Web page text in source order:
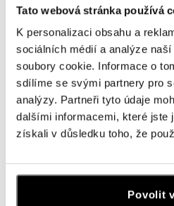
Tato webová stránka používá
K personalizaci obsahu a
sociálních médií a analýze
soubory cookie. Informace o
sdílíme se svými partnery pro
analýzy. Partneři tyto údaje
dalšími informacemi, které jste
získali v důsledku toho, že
Povolit
Všechny Česko
ALOve OC Nový
Plzeňská 8, 150 00 Praha 5 - Anděl
tel.: +420736509250
dnes otevřeno od 09:00
ALOve OC Olympia,
U Dálnice 777, 664 42 Brno